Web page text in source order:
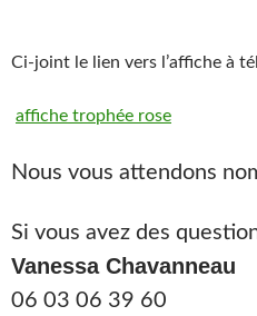
Ci-joint le lien vers l’affiche à
affiche trophée rose
Nous vous attendons
Si vous avez des
Vanessa Chavanneau
06 03 06 39 60